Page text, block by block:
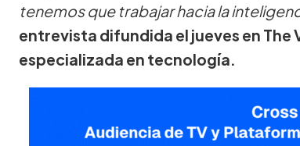
tenemos que trabajar hacia la
entrevista difundida el jueves en
especializada en tecnología.